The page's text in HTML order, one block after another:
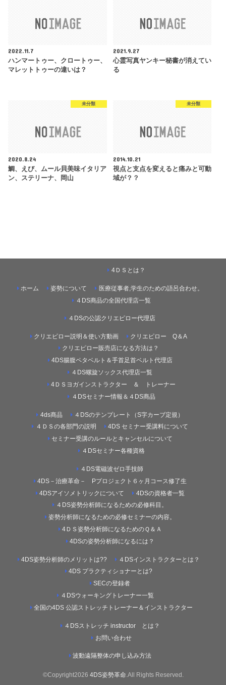
2022.11.7
ハンマートゥー、クロートゥー、
マレットトゥーの違いは？
2021.9.27
︎心霊写真ヤンキー秘書が消えてい
る
未分類
2020.8.24
鯛、えび、ムール貝美味イタリア
ン、ステリーナ、岡山
未分類
2014.10.21
視点と支点を変えると痛みと可動
域が？？
ホーム
4ＤＳとは？
姿勢について
医療従事者,学生のための語呂合わせ。
４DS商品の全国代理店一覧
４DSの公認クリエピロー代理店
クリエピロー説明＆使い方動画
クリエピロー Q＆A
クリエピロー販売店になる方法は？
4DS腸腹ペタベルト＆手首足首ベルト代理店
４DS螺旋ソックス代理店一覧
4ＤＳヨガインストラクター ＆ トレーナー
４DSセミナー情報＆４DS商品
4ds商品
４DSのテンプレート（S字カーブ定規）
４ＤＳの各部門の説明
4DS セミナー受講料について
セミナー受講のルールとキャンセルについて
４DSセミナー各種資格
４DS電磁波ゼロ手技師
4DS－治療革命－ Pプロジェクト６ヶ月コース修了生
4DSアイソメトリックについて
4DSの資格者一覧
４DS姿勢分析師になるための必修科目。
姿勢分析師になるための必修セミナーの内容。
4ＤＳ姿勢分析師になるためのＱ＆Ａ
4DSの姿勢分析師になるには？
4DS姿勢分析師のメリットは??
４DSインストラクターとは？
4DS プラクティショナーとは?
SECの登録者
４DSウォーキングトレーナー一覧
全国の4DS 公認ストレッチトレーナー＆インストラクター
４DSストレッチ instructor とは？
お問い合わせ
波動遠隔整体の申し込み方法
©Copyright2026 4DS姿勢革命 .All Rights Reserved.